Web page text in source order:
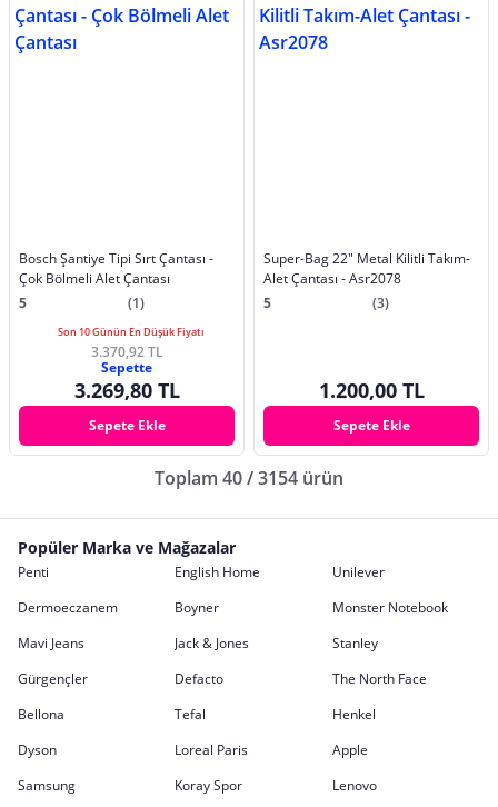
Bosch Şantiye Tipi Sırt Çantası -
Çok Bölmeli Alet Çantası
5
(1)
Son 10 Günün En Düşük Fiyatı
3.370,92 TL
Sepette
3.269,80 TL
Sepete Ekle
Super-Bag 22" Metal Kilitli Takım-
Alet Çantası - Asr2078
5
(3)
1.200,00 TL
Sepete Ekle
Toplam 40 / 3154 ürün
Popüler Marka ve Mağazalar
Penti English Home
Unilever
Dermoeczanem
Boyner
Monster Notebook
Mavi Jeans
Jack & Jones
Stanley
Gürgençler
Defacto
The North Face
Bellona
Tefal
Henkel
Dyson
Loreal Paris
Apple
Samsung
Koray Spor
Lenovo